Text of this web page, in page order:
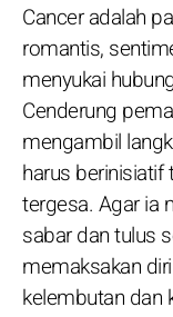
Cancer adalah
romantis,
menyukai
Cenderung
mengambil
harus
tergesa. Agar ia
sabar dan tulus
memaksakan
kelembutan dan